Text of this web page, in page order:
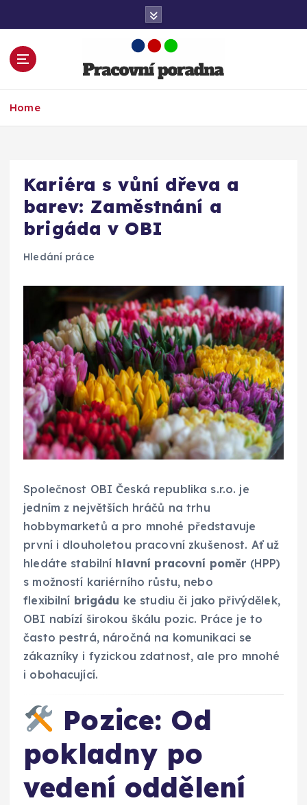
Home
Kariéra s vůní dřeva a
barev: Zaměstnání a
brigáda v OBI
Hledání práce
Společnost OBI Česká republika s.r.o. je
jedním z největších hráčů na trhu
hobbymarketů a pro mnohé představuje
první i dlouholetou pracovní zkušenost. Ať už
hledáte stabilní hlavní pracovní poměr (HPP)
s možností kariérního růstu, nebo
flexibilní brigádu ke studiu či jako přivýdělek,
OBI nabízí širokou škálu pozic. Práce je to
často pestrá, náročná na komunikaci se
zákazníky i fyzickou zdatnost, ale pro mnohé
i obohacující.
Pozice: Od
pokladny po
vedení oddělení